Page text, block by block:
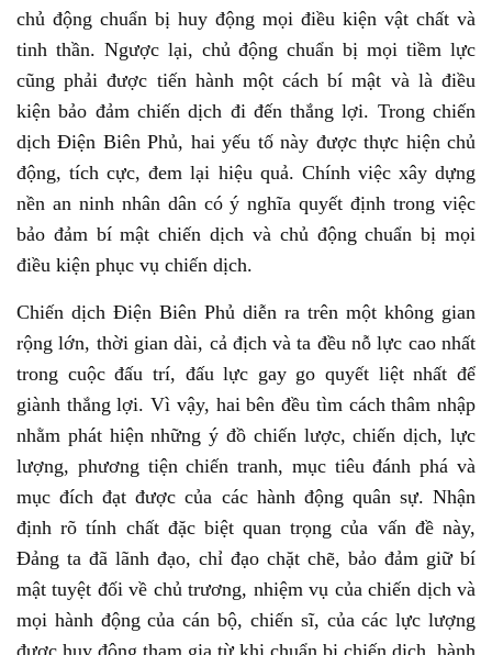
chủ động chuẩn bị huy động mọi điều kiện vật chất và
tinh thần. Ngược lại, chủ động chuẩn bị mọi tiềm lực
cũng phải được tiến hành một cách bí mật và là điều
kiện bảo đảm chiến dịch đi đến thắng lợi. Trong chiến
dịch Điện Biên Phủ, hai yếu tố này được thực hiện chủ
động, tích cực, đem lại hiệu quả. Chính việc xây dựng
nền an ninh nhân dân có ý nghĩa quyết định trong việc
bảo đảm bí mật chiến dịch và chủ động chuẩn bị mọi
điều kiện phục vụ chiến dịch.
Chiến dịch Điện Biên Phủ diễn ra trên một không gian
rộng lớn, thời gian dài, cả địch và ta đều nỗ lực cao nhất
trong cuộc đấu trí, đấu lực gay go quyết liệt nhất để
giành thắng lợi. Vì vậy, hai bên đều tìm cách thâm nhập
nhằm phát hiện những ý đồ chiến lược, chiến dịch, lực
lượng, phương tiện chiến tranh, mục tiêu đánh phá và
mục đích đạt được của các hành động quân sự. Nhận
định rõ tính chất đặc biệt quan trọng của vấn đề này,
Đảng ta đã lãnh đạo, chỉ đạo chặt chẽ, bảo đảm giữ bí
mật tuyệt đối về chủ trương, nhiệm vụ của chiến dịch và
mọi hành động của cán bộ, chiến sĩ, của các lực lượng
được huy động tham gia từ khi chuẩn bị chiến dịch, hành